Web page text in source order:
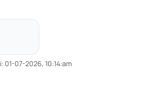
: 01-07-2026, 10:14:am